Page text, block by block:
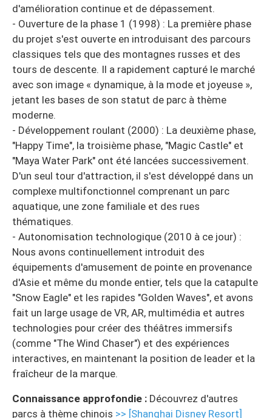
d'amélioration continue et de dépassement.
- Ouverture de la phase 1 (1998) : La première phase
du projet s'est ouverte en introduisant des parcours
classiques tels que des montagnes russes et des
tours de descente. Il a rapidement capturé le marché
avec son image « dynamique, à la mode et joyeuse »,
jetant les bases de son statut de parc à thème
moderne.
- Développement roulant (2000) : La deuxième phase,
"Happy Time", la troisième phase, "Magic Castle" et
"Maya Water Park" ont été lancées successivement.
D'un seul tour d'attraction, il s'est développé dans un
complexe multifonctionnel comprenant un parc
aquatique, une zone familiale et des rues
thématiques.
- Autonomisation technologique (2010 à ce jour) :
Nous avons continuellement introduit des
équipements d'amusement de pointe en provenance
d'Asie et même du monde entier, tels que la catapulte
"Snow Eagle" et les rapides "Golden Waves", et avons
fait un large usage de VR, AR, multimédia et autres
technologies pour créer des théâtres immersifs
(comme "The Wind Chaser") et des expériences
interactives, en maintenant la position de leader et la
fraîcheur de la marque.
Connaissance approfondie : Découvrez d'autres
parcs à thème chinois >> [Shanghai Disney Resort]